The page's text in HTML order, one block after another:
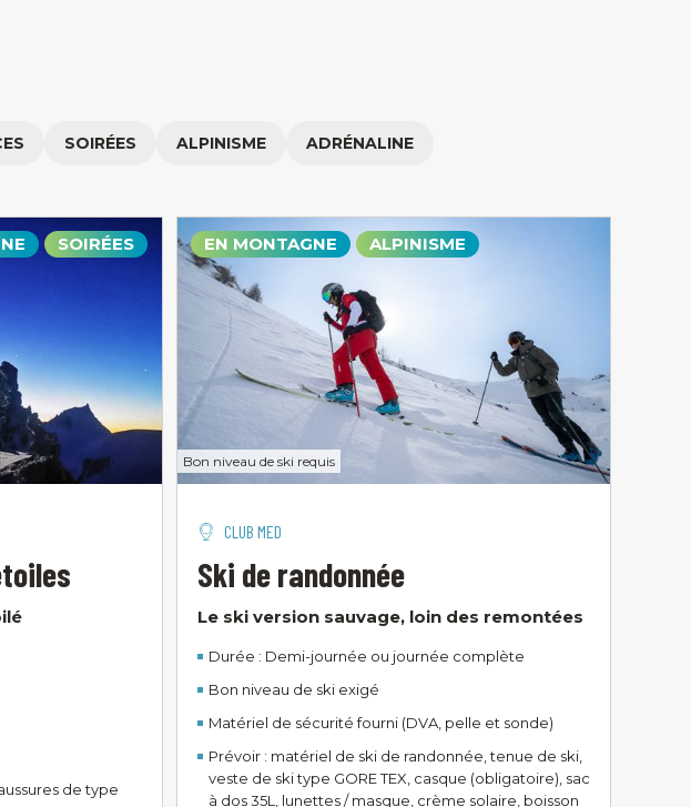
SOIRÉES ALPINISME ADRÉNALINE
de type
SOIRÉES
Bon niveau de ski requis
CLUB MED
Ski de randonnée
Le ski version sauvage, loin des remontées
Durée : Demi-journée ou journée complète
Bon niveau de ski exigé
Matériel de sécurité fourni (DVA, pelle et sonde)
Prévoir : matériel de ski de randonnée, tenue de ski,
veste de ski type GORE TEX, casque (obligatoire), sac
à dos 35L, lunettes / masque, crème solaire, boisson
EN MONTAGNE ALPINISME